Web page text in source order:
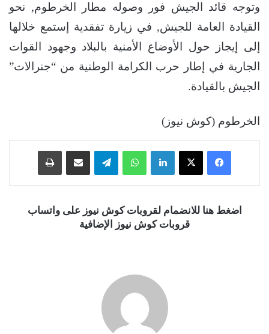
وتوجه قائد الجيش فور وصوله مطار الخرطوم, نحو
القيادة العامة للجيش, في زيارة تفقدية إستمع خلالها
إلى إيجاز حول الأوضاع الأمنية بالبلاد وجهود القوات
الجارية في إطار حرب الكرامة الوطنية من “جنرالات”
الجيش بالقيادة.
الخرطوم (كوش نيوز)
فيسبوك ‫X لينكدإن واتساب تيلقرام
اضغط هنا للانضمام لقروبات كوش نيوز على واتساب
قروبات كوش نيوز الإضافية